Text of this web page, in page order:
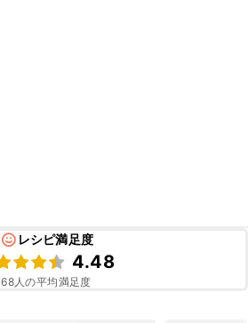
レシピ満足度
4.48
68人の平均満足度